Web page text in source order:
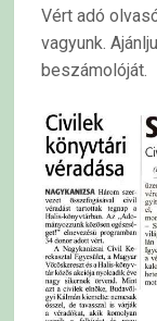
Vért adó
vagyunk.
beszámolóját.